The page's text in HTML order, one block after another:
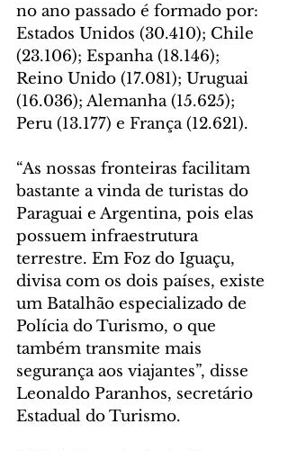
no ano passado é formado por:
Estados Unidos (30.410); Chile
(23.106); Espanha (18.146);
Reino Unido (17.081); Uruguai
(16.036); Alemanha (15.625);
Peru (13.177) e França (12.621).
“As nossas fronteiras facilitam
bastante a vinda de turistas do
Paraguai e Argentina, pois elas
possuem infraestrutura
terrestre. Em Foz do Iguaçu,
divisa com os dois países, existe
um Batalhão especializado de
Polícia do Turismo, o que
também transmite mais
segurança aos viajantes”, disse
Leonaldo Paranhos, secretário
Estadual do Turismo.